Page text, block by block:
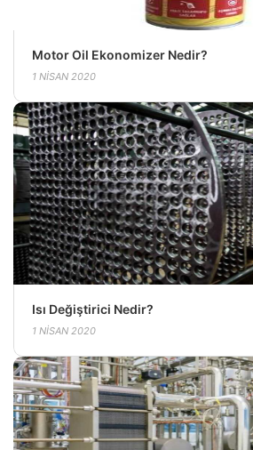
Motor Oil Ekonomizer Nedir?
1 NISAN 2020
Isı Değiştirici Nedir?
1 NISAN 2020